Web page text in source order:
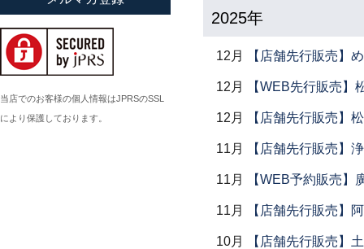
2025年
12月 【店舗先行販売】
12月 【WEB先行販売】
12月 【店舗先行販売】
11月 【店舗先行販売】
11月 【WEB予約販売】
11月 【店舗先行販売】
10月 【店舗先行販売】
小倉広太郎
岡田直人
岡野達也
岡本修
小川佳子
当店でのお客様の個人情報はJPRSのSSL
により保護しております。